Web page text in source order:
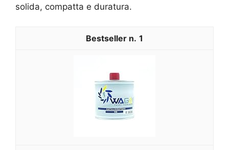
solida, compatta e duratura.
1